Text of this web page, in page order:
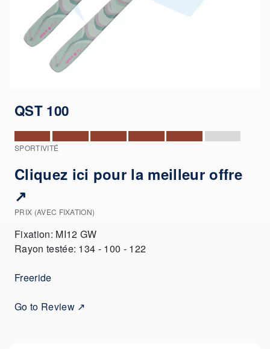
QST 100
SPORTIVITÉ
Cliquez ici pour la meilleur offre
↗
PRIX (AVEC FIXATION)
Fixation: MI12 GW
Rayon testée: 134 - 100 - 122
Freeride
Go to Review ↗